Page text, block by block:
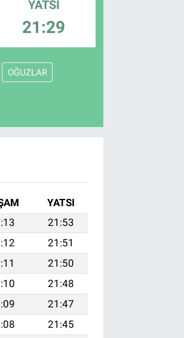
YATSI
21:29
OĞUZLAR
YATSI
21:53
21:51
21:50
21:48
21:47
21:45